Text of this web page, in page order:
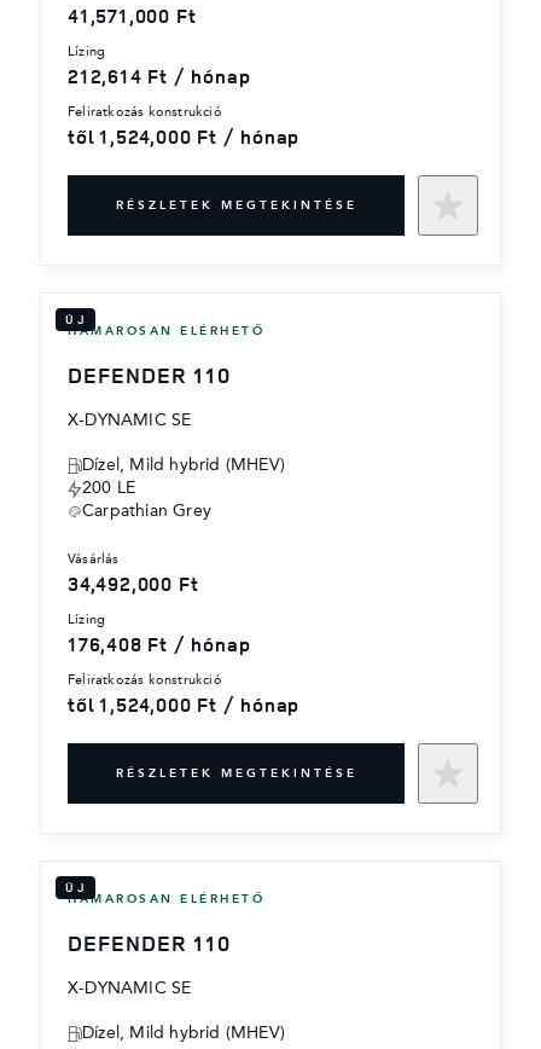
41,571,000 Ft
lízing
212,614 Ft / hónap
feliratkozás konstrukció
től 1,524,000 Ft / hónap
RÉSZLETEK MEGTEKINTÉSE
ÚJ
HAMAROSAN ELÉRHETŐ
DEFENDER 110
X-DYNAMIC SE
Dízel, Mild hybrid (MHEV)
200 LE
Carpathian Grey
vásárlás
34,492,000 Ft
lízing
176,408 Ft / hónap
feliratkozás konstrukció
től 1,524,000 Ft / hónap
RÉSZLETEK MEGTEKINTÉSE
ÚJ
HAMAROSAN ELÉRHETŐ
DEFENDER 110
X-DYNAMIC SE
Dízel, Mild hybrid (MHEV)